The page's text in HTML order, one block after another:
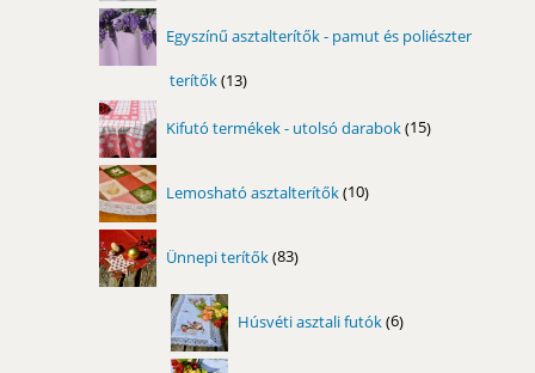
Egyszínű asztalterítők - pamut és poliészter
terítők 1313
Kifutó termékek - utolsó darabok 15
termék
Lemosható asztalterítők 10
termék
Ünnepi terítők 83
termék
Húsvéti asztali futók 6
termék